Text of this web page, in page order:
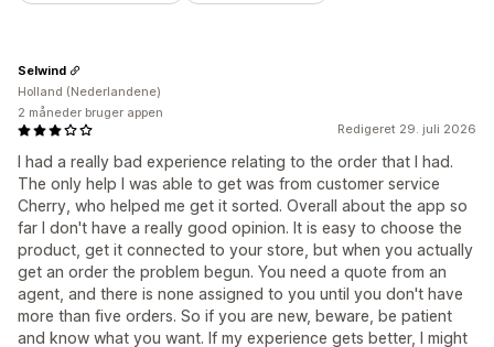
Redigeret 29. juli 2026
I had a really bad experience relating to the order that I had.
The only help I was able to get was from customer service
Cherry, who helped me get it sorted. Overall about the app so
far I don't have a really good opinion. It is easy to choose the
product, get it connected to your store, but when you actually
get an order the problem begun. You need a quote from an
agent, and there is none assigned to you until you don't have
more than five orders. So if you are new, beware, be patient
and know what you want. If my experience gets better, I might
Selwind
Holland (Nederlandene)
2 måneder bruger appen